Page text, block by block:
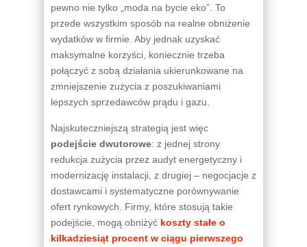
pewno nie tylko „moda na bycie eko”. To
przede wszystkim sposób na realne obniżenie
wydatków w firmie. Aby jednak uzyskać
maksymalne korzyści, koniecznie trzeba
połączyć z sobą działania ukierunkowane na
zmniejszenie zużycia z poszukiwaniami
lepszych sprzedawców prądu i gazu.
Najskuteczniejszą strategią jest więc
podejście dwutorowe: z jednej strony
redukcja zużycia przez audyt energetyczny i
modernizację instalacji, z drugiej – negocjacje z
dostawcami i systematyczne porównywanie
ofert rynkowych. Firmy, które stosują takie
podejście, mogą obniżyć koszty stałe o
kilkadziesiąt procent w ciągu pierwszego